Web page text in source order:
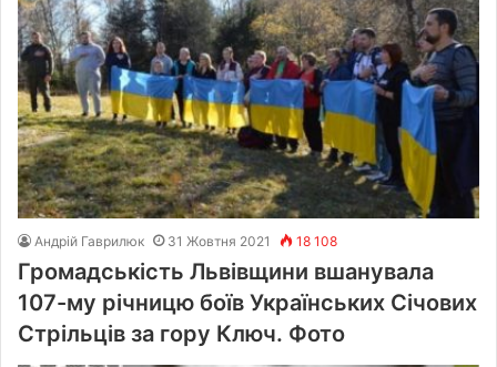
Андрій Гаврилюк 31 Жовтня 2021 18 108
Громадськість Львівщини вшанувала
107-му річницю боїв Українських Січових
Стрільців за гору Ключ. Фото